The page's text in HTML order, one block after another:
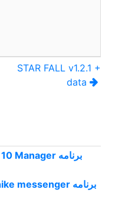
راهبری
نوشته
STAR FALL v1.2.1 +
data